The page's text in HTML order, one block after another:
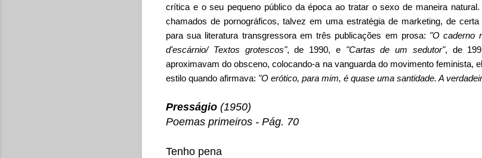
crítica e o seu pequeno público da época ao tratar o sexo de maneira
chamados de pornográficos, talvez em uma estratégia de marketing, de
para sua literatura transgressora em três publicações em prosa: "O caderno
d'escárnio/ Textos grotescos", de 1990, e "Cartas de um sedutor", de
aproximavam do obsceno, colocando-a na vanguarda do movimento feminista,
estilo quando afirmava: "O erótico, para mim, é quase uma santidade. A
Presságio (1950)
Poemas primeiros - Pág. 70
Tenho pena